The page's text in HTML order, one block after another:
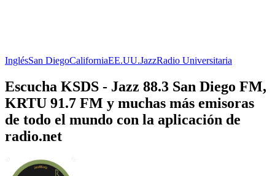
InglésSan DiegoCaliforniaEE.UU.JazzRadio Universitaria
Escucha KSDS - Jazz 88.3 San Diego FM,
KRTU 91.7 FM y muchas más emisoras
de todo el mundo con la aplicación de
radio.net